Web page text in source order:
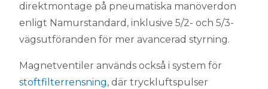
direktmontage på pneumatiska manöverdon
enligt Namurstandard, inklusive 5/2- och 5/3-
vägsutföranden för mer avancerad styrning.
Magnetventiler används också i system för
stoftfilterrensning, där tryckluftspulser